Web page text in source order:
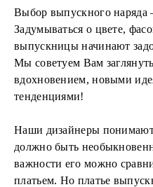
Выбор выпускного наряда
Задумываться о цвете,
выпускницы начинают
Мы советуем Вам
вдохновением, новыми
тенденциями!
Наши дизайнеры
должно быть
важности его можно
платьем. Но платье